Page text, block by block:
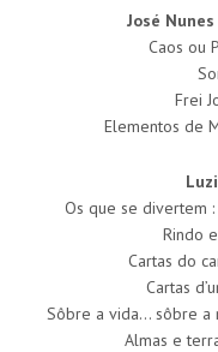
José
Caos ou
Frei
Elementos de
Os que se divertem
Rindo
Cartas do
Cartas
Sôbre a vida… sôbre a
Almas e